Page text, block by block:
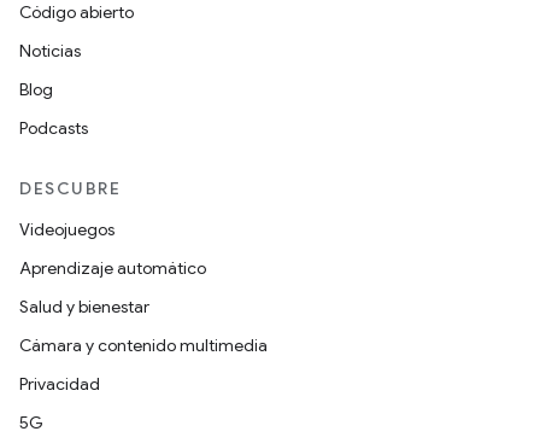
Código abierto
Noticias
Blog
Podcasts
DESCUBRE
Videojuegos
Aprendizaje automático
Salud y bienestar
Cámara y contenido multimedia
Privacidad
5G